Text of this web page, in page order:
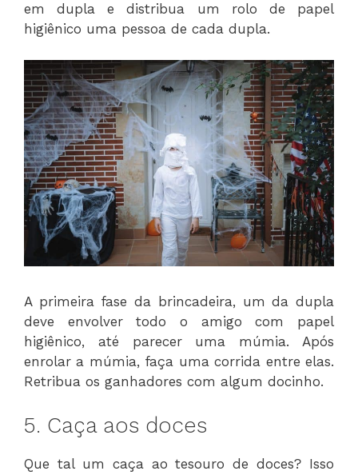
em dupla e distribua um rolo de papel
higiênico uma pessoa de cada dupla.
A primeira fase da brincadeira, um da dupla
deve envolver todo o amigo com papel
higiênico, até parecer uma múmia. Após
enrolar a múmia, faça uma corrida entre elas.
Retribua os ganhadores com algum docinho.
5. Caça aos doces
Que tal um caça ao tesouro de doces? Isso